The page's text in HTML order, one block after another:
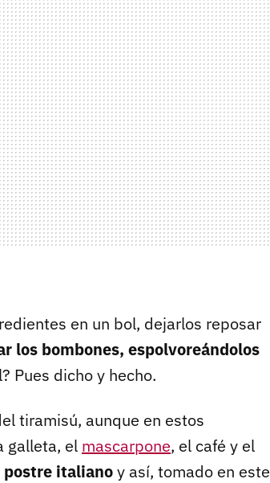
en un bol, dejarlos reposar
los bombones, espolvoreándolos
Pues dicho y hecho.
tiramisú, aunque en estos
galleta, el mascarpone, el café y el
postre italianoy así, tomado en este